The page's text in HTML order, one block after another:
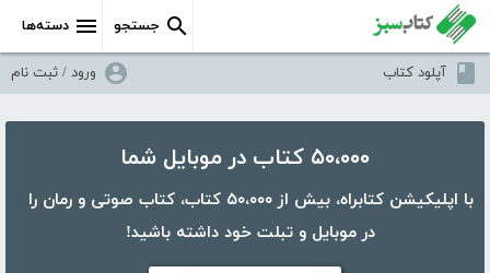
دسته‌ها جستجو
آپلود کتاب ورود / ثبت نام
۵۰،۰۰۰ کتاب در موبایل شما
با اپلیکیشن کتابراه، بیش از ۵۰،۰۰۰ کتاب، کتاب صوتی و رمان را
در موبایل و تبلت خود داشته باشید!